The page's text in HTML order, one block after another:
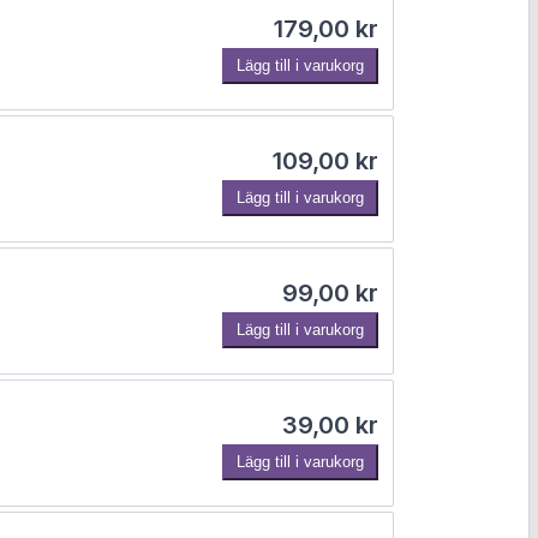
179,00 kr
Lägg till i varukorg
109,00 kr
Lägg till i varukorg
99,00 kr
Lägg till i varukorg
39,00 kr
Lägg till i varukorg